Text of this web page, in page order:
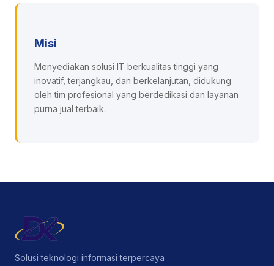
Misi
Menyediakan solusi IT berkualitas tinggi yang
inovatif, terjangkau, dan berkelanjutan, didukung
oleh tim profesional yang berdedikasi dan layanan
purna jual terbaik.
Solusi teknologi informasi terpercaya